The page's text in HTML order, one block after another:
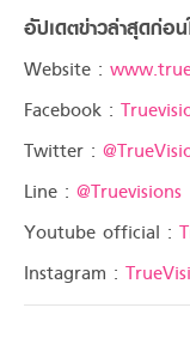
อัปเดตข่าวล่าสุดก่อ
Website :
Facebook :
Twitter :
Line : @Truevisions
Youtube official :
Instagram :